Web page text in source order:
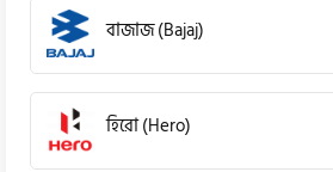
বাজাজ (Bajaj)
হিরো (Hero)